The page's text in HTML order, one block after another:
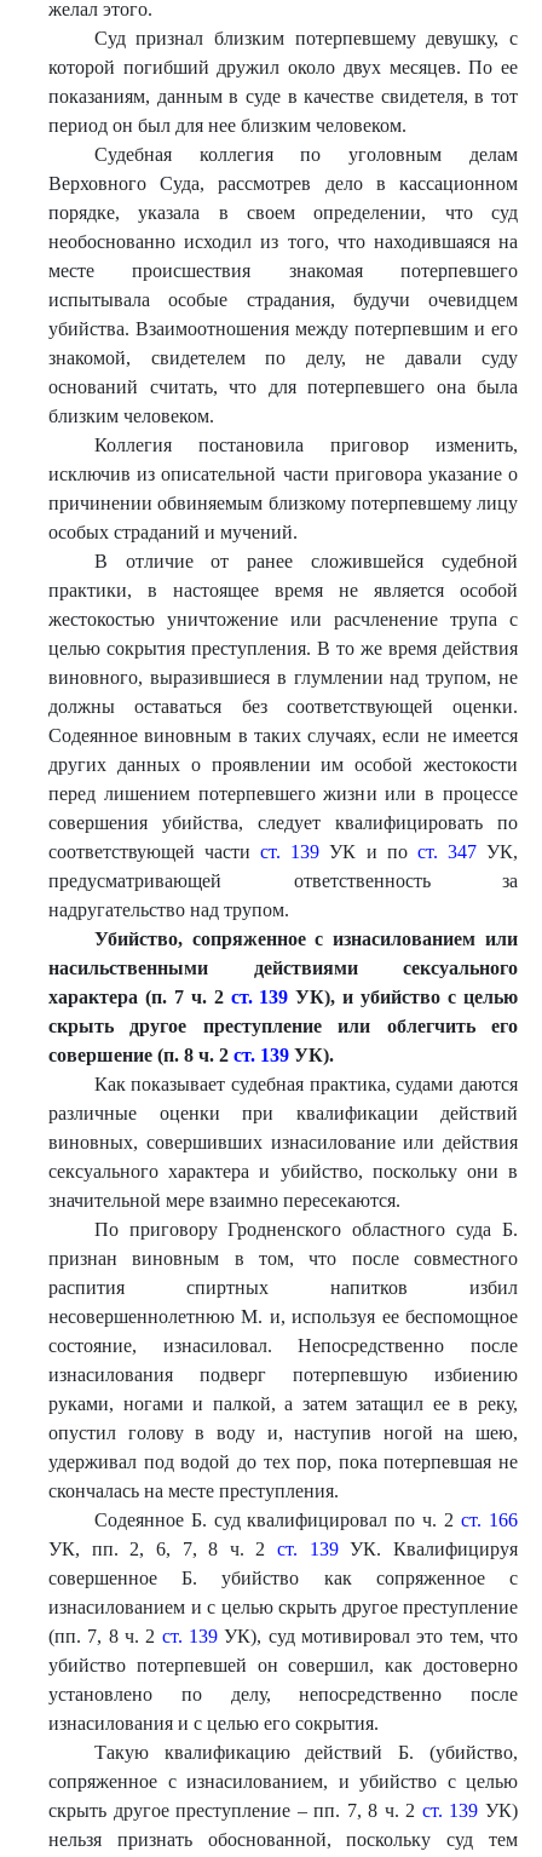
желал этого.
Суд признал близким потерпевшему девушку, с
которой погибший дружил около двух месяцев. По ее
показаниям, данным в суде в качестве свидетеля, в тот
период он был для нее близким человеком.
Судебная коллегия по уголовным делам
Верховного Суда, рассмотрев дело в кассационном
порядке, указала в своем определении, что суд
необоснованно исходил из того, что находившаяся на
месте происшествия знакомая потерпевшего
испытывала особые страдания, будучи очевидцем
убийства. Взаимоотношения между потерпевшим и его
знакомой, свидетелем по делу, не давали суду
оснований считать, что для потерпевшего она была
близким человеком.
Коллегия постановила приговор изменить,
исключив из описательной части приговора указание о
причинении обвиняемым близкому потерпевшему лицу
особых страданий и мучений.
В отличие от ранее сложившейся судебной
практики, в настоящее время не является особой
жестокостью уничтожение или расчленение трупа с
целью сокрытия преступления. В то же время действия
виновного, выразившиеся в глумлении над трупом, не
должны оставаться без соответствующей оценки.
Содеянное виновным в таких случаях, если не имеется
других данных о проявлении им особой жестокости
перед лишением потерпевшего жизни или в процессе
совершения убийства, следует квалифицировать по
соответствующей частист. 139 УК и по ст. 347УК,
предусматривающей ответственность за
надругательство над трупом.
Убийство, сопряженное с изнасилованием или
насильственными действиями сексуального
характера (п. 7 ч. 2 ст. 139 УК), и убийство с целью
скрыть другое преступление или облегчить его
совершение (п. 8 ч. 2 ст. 139 УК).
Как показывает судебная практика, судами даются
различные оценки при квалификации действий
виновных, совершивших изнасилование или действия
сексуального характера и убийство, поскольку они в
значительной мере взаимно пересекаются.
По приговору Гродненского областного суда Б.
признан виновным в том, что после совместного
распития спиртных напитков избил
несовершеннолетнюю М. и, используя ее беспомощное
состояние, изнасиловал. Непосредственно после
изнасилования подверг потерпевшую избиению
руками, ногами и палкой, а затем затащил ее в реку,
опустил голову в воду и, наступив ногой на шею,
удерживал под водой до тех пор, пока потерпевшая не
скончалась на месте преступления.
Содеянное Б. суд квалифицировал по ч. 2ст. 166
УК, пп. 2, 6, 7, 8 ч. 2ст. 139УК. Квалифицируя
совершенное Б. убийство как сопряженное с
изнасилованием и с целью скрыть другое преступление
(пп. 7, 8 ч. 2 ст. 139 УК), суд мотивировал это тем, что
убийство потерпевшей он совершил, как достоверно
установлено по делу, непосредственно после
изнасилования и с целью его сокрытия.
Такую квалификацию действий Б. (убийство,
сопряженное с изнасилованием, и убийство с целью
скрыть другое преступление – пп. 7, 8 ч. 2 ст. 139 УК)
нельзя признать обоснованной, поскольку суд тем